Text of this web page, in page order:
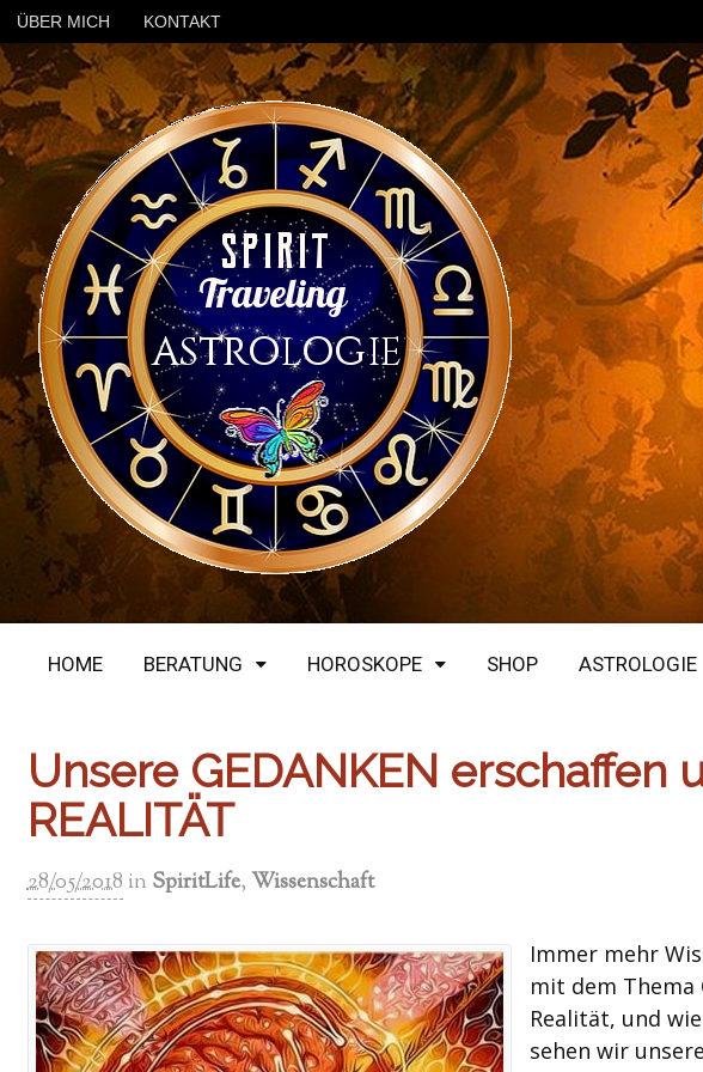
ÜBER MICH KONTAKT
HOME BERATUNG HOROSKOPE SHOP ASTROLOGIE
Unsere GEDANKEN erschaffen
REALITÄT
28/05/2018 in SpiritLife,Wissenschaft
Immer mehr
mit dem Thema
Realität, und
sehen wir